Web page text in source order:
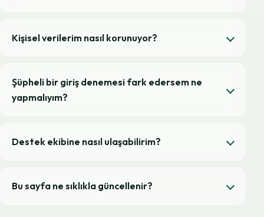
Kişisel verilerim nasıl korunuyor?
Şüpheli bir giriş denemesi fark edersem ne
yapmalıyım?
Destek ekibine nasıl ulaşabilirim?
Bu sayfa ne sıklıkla güncellenir?